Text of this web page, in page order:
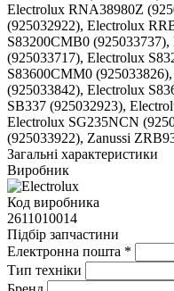
Electrolux RNA38980Z
(925032922), Electrolux
S83200CMB0
(925033717), Electrolux
S83600CMM0
(925033842), Electrolux
SB337 (925032923),
Electrolux SG235NCN
(925033922), Zanussi
Загальні характеристики
Виробник
Код виробника
2611010014
Підбір запчастини
Електронна пошта *
Тип техніки